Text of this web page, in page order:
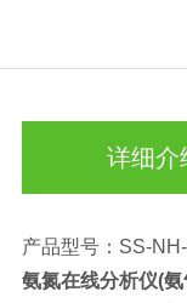
详细介
产品型
氨氮在线分析仪(